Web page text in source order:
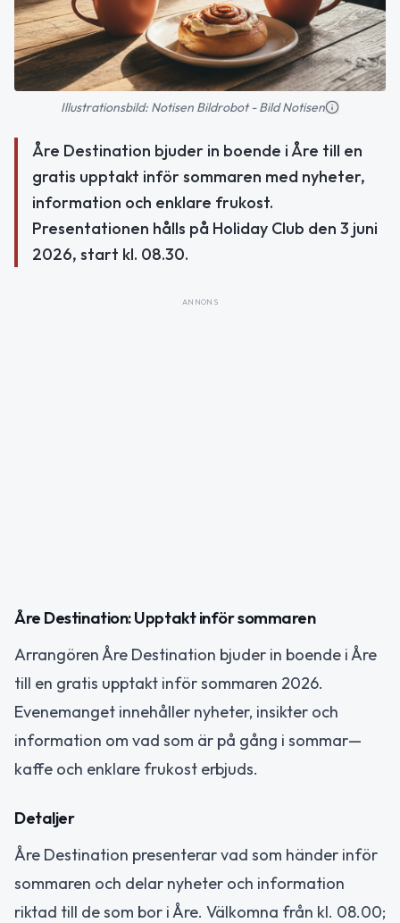
Illustrationsbild: Notisen Bildrobot - Bild Notisen
Åre Destination bjuder in boende i Åre till en
gratis upptakt inför sommaren med nyheter,
information och enklare frukost.
Presentationen hålls på Holiday Club den 3 juni
2026, start kl. 08.30.
ANNONS
Åre Destination: Upptakt inför sommaren
Arrangören Åre Destination bjuder in boende i Åre
till en gratis upptakt inför sommaren 2026.
Evenemanget innehåller nyheter, insikter och
information om vad som är på gång i sommar—
kaffe och enklare frukost erbjuds.
Detaljer
Åre Destination presenterar vad som händer inför
sommaren och delar nyheter och information
riktad till de som bor i Åre. Välkomna från kl. 08.00;